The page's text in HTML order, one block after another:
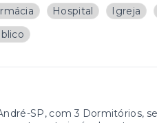
Hospital Igreja
SP, com 3 Dormitórios,